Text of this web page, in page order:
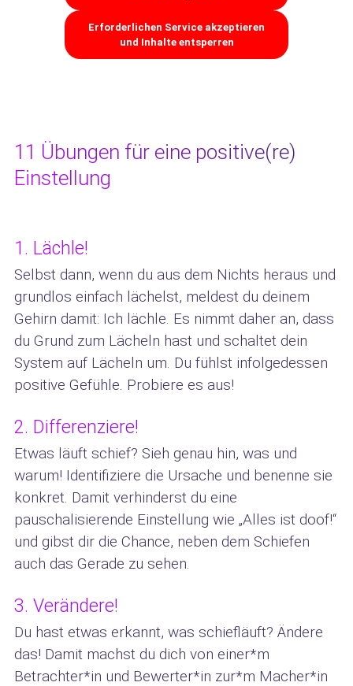
Erforderlichen Service akzeptieren
und Inhalte entsperren
11 Übungen für eine positive(re)
Einstellung
1. Lächle!
Selbst dann, wenn du aus dem Nichts heraus und
grundlos einfach lächelst, meldest du deinem
Gehirn damit: Ich lächle. Es nimmt daher an, dass
du Grund zum Lächeln hast und schaltet dein
System auf Lächeln um. Du fühlst infolgedessen
positive Gefühle. Probiere es aus!
2. Differenziere!
Etwas läuft schief? Sieh genau hin, was und
warum! Identifiziere die Ursache und benenne sie
konkret. Damit verhinderst du eine
pauschalisierende Einstellung wie „Alles ist doof!“
und gibst dir die Chance, neben dem Schiefen
auch das Gerade zu sehen.
3. Verändere!
Du hast etwas erkannt, was schiefläuft? Ändere
das! Damit machst du dich von einer*m
Betrachter*in und Bewerter*in zur*m Macher*in